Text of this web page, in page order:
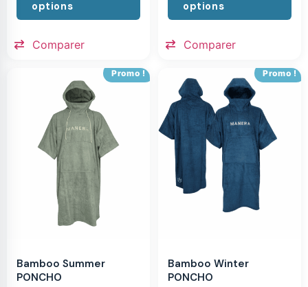
options
Comparer
options
Comparer
Promo !
Bamboo Summer
PONCHO
Promo !
Bamboo Winter
PONCHO